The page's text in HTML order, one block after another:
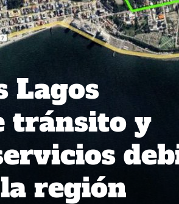
Lagos
tránsito y
región